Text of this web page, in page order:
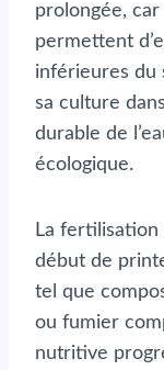
prolongée,
permettent
inférieures du
sa culture
durable de
écologique.
La fertilisation
début de
tel que
ou fumier
nutritive